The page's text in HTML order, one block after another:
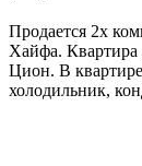
Продается 2х
Хайфа. Квартира
Цион. В квартире
холодильник,